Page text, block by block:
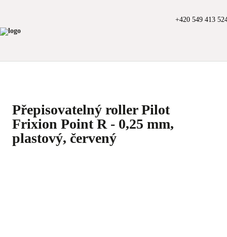
+420 549 413
Přepisovatelný roller Pilot
Frixion Point R - 0,25 mm,
plastový, červený